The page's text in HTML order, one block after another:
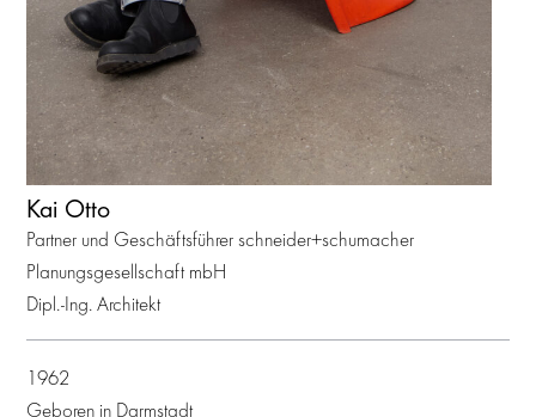
Kai Otto
Partner und Geschäftsführer schneider+schumacher
Planungsgesellschaft mbH
Dipl.-Ing. Architekt
1962
Geboren in Darmstadt